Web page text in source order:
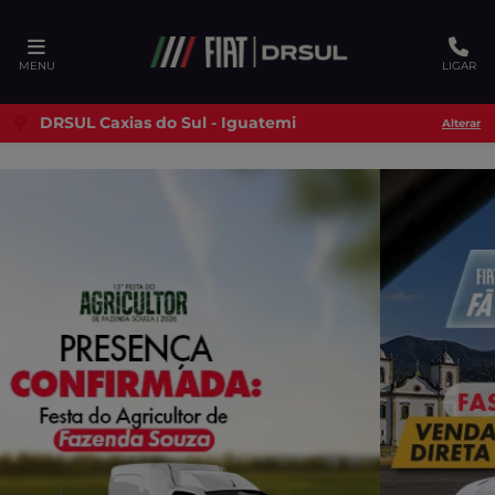
MENU LIGAR
DRSUL Caxias do Sul - Iguatemi Alterar